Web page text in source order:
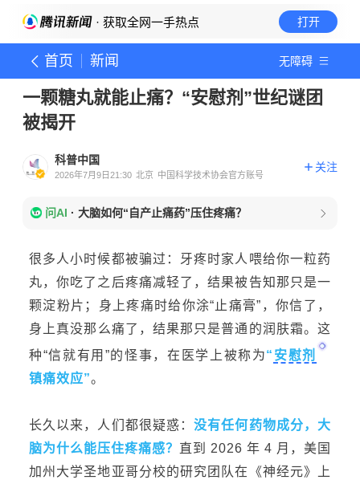
· 获取全网一手热点 打开
首页 新闻 无障碍
一颗糖丸就能止痛？“安慰剂”世纪谜团
被揭开
科普中国
2026年7月9日21:30 北京 中国科学技术协会官方账号
关注
问AI · 大脑如何“自产止痛药”压住疼痛？
很多人小时候都被骗过：牙疼时家人喂给你一粒药
丸，你吃了之后疼痛减轻了，结果被告知那只是一
颗淀粉片；身上疼痛时给你涂“ 止痛膏” ，你信了，
身上 真没那么痛了，结果那只是普通的润肤霜。这
种“信就有用 ”的怪事，在医学上被称为“ 安慰剂
镇痛效应”。
长久 以来，人们都很疑惑：没有任何药物成分，大
脑为什么能压住疼痛感？ 直到 2026 年 4 月，美国
加州大学圣地亚哥分校的研究团队在《神经元》上